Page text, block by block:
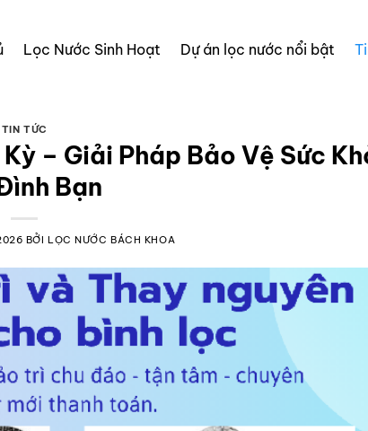
Lọc Nước Sinh Hoạt Dự án lọc nước nổi bật
TIN TỨC
– Giải Pháp Bảo Vệ Sức
Bạn
BỞILỌC NƯỚC BÁCH KHOA